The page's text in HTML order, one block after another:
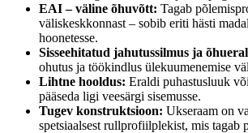
EAI – väline õhuvõtt: Tagab
väliskeskkonnast – sobib eriti hästi
hoonetesse.
Sisseehitatud jahutussilmus ja
ohutus ja töökindlus ülekuumenemise
Lihtne hooldus: Eraldi puhastusluuk
pääseda ligi veesärgi sisemusse.
Tugev konstruktsioon: Ukseraam on
spetsiaalsest rullprofiilplekist, mis tagab